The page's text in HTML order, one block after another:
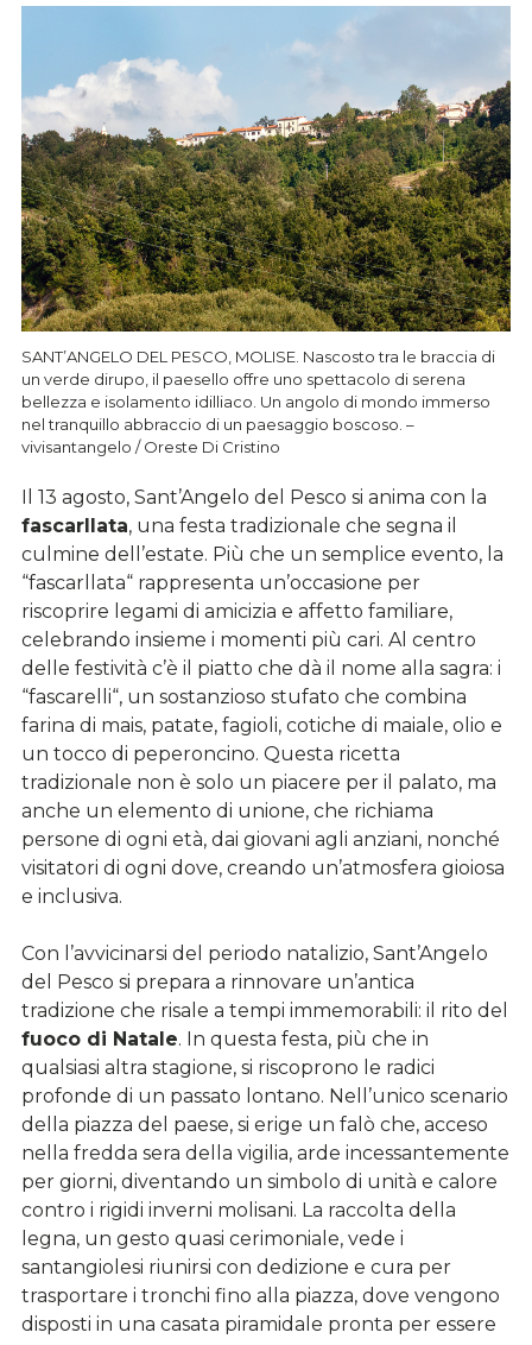
SANT’ANGELO DEL PESCO, MOLISE. Nascosto tra le braccia di
un verde dirupo, il paesello offre uno spettacolo di serena
bellezza e isolamento idilliaco. Un angolo di mondo immerso
nel tranquillo abbraccio di un paesaggio boscoso. –
vivisantangelo / Oreste Di Cristino
Il 13 agosto, Sant’Angelo del Pesco si anima con la
fascarllata, una festa tradizionale che segna il
culmine dell’estate. Più che un semplice evento, la
“fascarllata“ rappresenta un’occasione per
riscoprire legami di amicizia e affetto familiare,
celebrando insieme i momenti più cari. Al centro
delle festività c’è il piatto che dà il nome alla sagra: i
“fascarelli“, un sostanzioso stufato che combina
farina di mais, patate, fagioli, cotiche di maiale, olio e
un tocco di peperoncino. Questa ricetta
tradizionale non è solo un piacere per il palato, ma
anche un elemento di unione, che richiama
persone di ogni età, dai giovani agli anziani, nonché
visitatori di ogni dove, creando un’atmosfera gioiosa
e inclusiva.
Con l’avvicinarsi del periodo natalizio, Sant’Angelo
del Pesco si prepara a rinnovare un’antica
tradizione che risale a tempi immemorabili: il rito del
fuoco di Natale. In questa festa, più che in
qualsiasi altra stagione, si riscoprono le radici
profonde di un passato lontano. Nell’unico scenario
della piazza del paese, si erige un falò che, acceso
nella fredda sera della vigilia, arde incessantemente
per giorni, diventando un simbolo di unità e calore
contro i rigidi inverni molisani. La raccolta della
legna, un gesto quasi cerimoniale, vede i
santangiolesi riunirsi con dedizione e cura per
trasportare i tronchi fino alla piazza, dove vengono
disposti in una casata piramidale pronta per essere